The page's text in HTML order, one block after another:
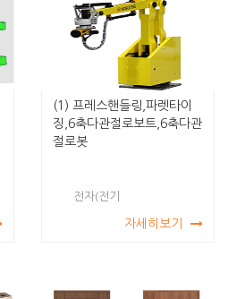
(1) 프레스핸들링,파렛타이
징,6축다관절로보트,6축다관
절로봇
전자(전기
자세히보기